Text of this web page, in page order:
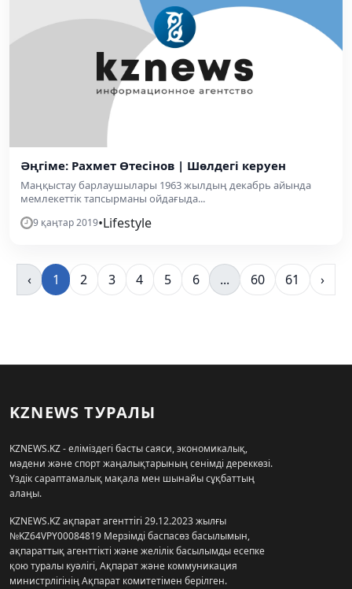
Әңгіме: Рахмет Өтесінов | Шөлдегі керуен
Маңқыстау барлаушылары 1963 жылдың декабрь айында
мемлекеттік тапсырманы ойдағыда...
9 қаңтар 2019•Lifestyle
‹ 1 2 3 4 5 6 ... 60 61 ›
KZNEWS ТУРАЛЫ
KZNEWS.KZ - еліміздегі басты саяси, экономикалық,
мәдени және спорт жаңалықтарының сенімді дереккөзі.
Үздік сараптамалық мақала мен шынайы сұқбаттың
алаңы.
KZNEWS.KZ ақпарат агенттігі 29.12.2023 жылғы
№KZ64VPY00084819 Мерзімді баспасөз басылымын,
ақпараттық агенттікті және желілік басылымды есепке
қою туралы куәлігі, Ақпарат және коммуникация
министрлігінің Ақпарат комитетімен берілген.